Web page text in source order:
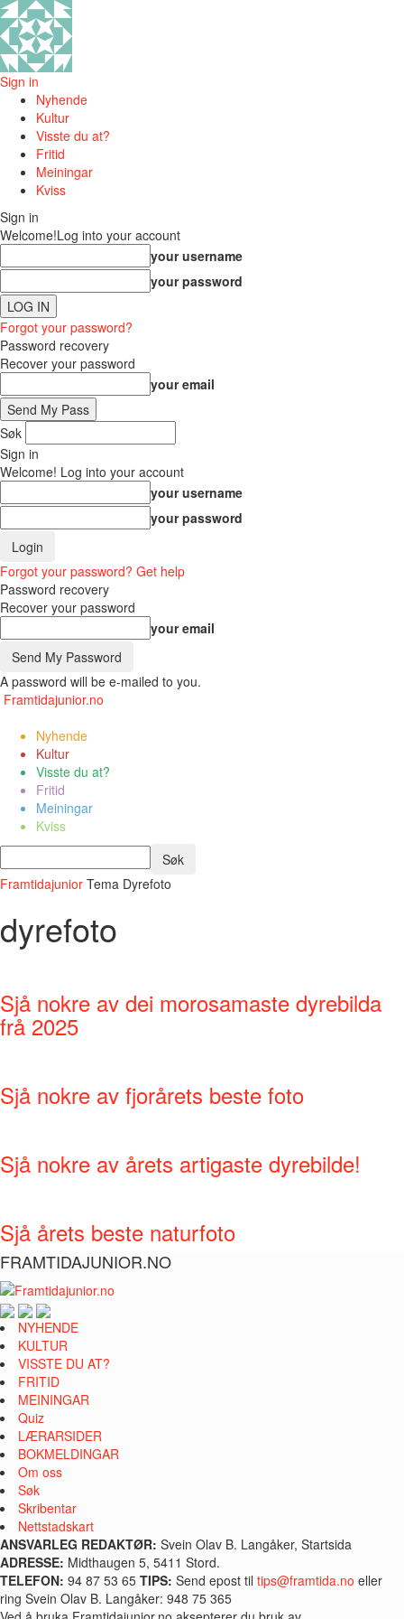
Sign in
Nyhende
Kultur
Visste du at?
Fritid
Meiningar
Kviss
Sign in
Welcome!Log into your account
your username
your password
Forgot your password?
Password recovery
Recover your password
your email
Søk
Sign in
Welcome! Log into your account
your username
your password
Forgot your password? Get help
Password recovery
Recover your password
your email
A password will be e-mailed to you.
Framtidajunior.no
Nyhende
Kultur
Visste du at?
Fritid
Meiningar
Kviss
Framtidajunior Tema Dyrefoto
dyrefoto
Sjå nokre av dei morosamaste dyrebilda
frå 2025
Sjå nokre av fjorårets beste foto
Sjå nokre av årets artigaste dyrebilde!
Sjå årets beste naturfoto
FRAMTIDAJUNIOR.NO
NYHENDE
KULTUR
VISSTE DU AT?
FRITID
MEININGAR
Quiz
LÆRARSIDER
BOKMELDINGAR
Om oss
Søk
Skribentar
Nettstadskart
ANSVARLEG REDAKTØR: Svein Olav B. Langåker, Startsida
ADRESSE: Midthaugen 5, 5411 Stord.
TELEFON: 94 87 53 65 TIPS: Send epost til tips@framtida.no eller
ring Svein Olav B. Langåker: 948 75 365